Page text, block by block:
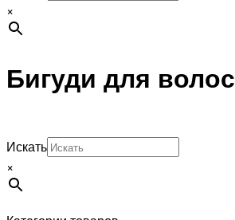
×
Бигуди для волос
Искать
×